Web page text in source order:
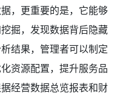
，更重要的是，它能够
掘，发现数据背后隐藏
结果，管理者可以制定
资源配置，提升服务品
经营数据总览报表和财